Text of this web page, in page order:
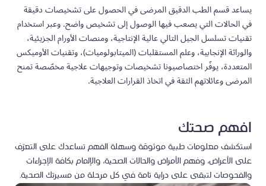
يساعد قسم الطب الدقيق المرضى في الحصول على تشخيصات دقيقة
في الحالات التي يصعب فيها الوصول إلى تشخيص واضح. وعبر استخدام
تقنيات تسلسل الجيل التالي عالية الإنتاجية، ومنصات الأورام الجزيئية،
والوراثة الإنجابية، وعلم المستقلبات (الميتابولوميات)، وتقنيات الأوميكس
المتعددة، يوفّر اختصاصيونا تشخيصات وتوجيهات علاجية مخصّصة تمنح
المرضى وعائلاتهم الثقة في اتخاذ القرارات العلاجية.
افهم صحتك
استكشف معلومات طبية موثوقة وسهلة الفهم تساعدك على التعرّف
على الأعراض، وفهم الأمراض والحالات الصحية، والإلمام بكافة الإجراءات
والفحوصات لتبقى على دراية تامة في كل مرحلة من مسيرتك الصحية.